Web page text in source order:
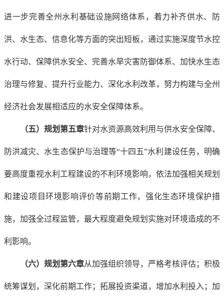
进一步完善全州水利基础设施网络体系，着力补齐供水、防
洪、水生态、信息化等方面的突出短板，通过实施深度节水控
水行动、保障供水安全、完善水旱灾害防御体系、加快水生态
治理与修复、提升行业能力、深化水利改革，努力构建与全州
经济社会发展相适应的水安全保障体系。
（五）规划第五章针对水资源高效利用与供水安全保障、
防洪减灾、水生态保护与治理等“十四五”水利建设任务，明确
要高度重视水利工程建设的不利环境影响，依法加强相关规划
和建设项目环境影响评价等前期工作，强化生态环境保护措
施，加强全过程监管，最大程度避免规划实施对环境造成的不
利影响。
（六）规划第六章从加强组织领导，严格考核评估；积极
统筹谋划，深化前期工作；拓展投资渠道，增加水利投入；加